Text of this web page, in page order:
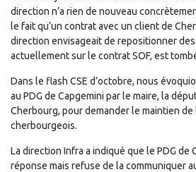
direction n’a rien de nouveau
le fait qu’un contrat avec un client de
direction envisageait de repositionner
actuellement sur le contrat SOF, est
Dans le flash CSE d’octobre, nous
au PDG de Capgemini par le maire, la
Cherbourg, pour demander le maintien de
cherbourgeois.
La direction Infra a indiqué que le PDG de
réponse mais refuse de la communiquer